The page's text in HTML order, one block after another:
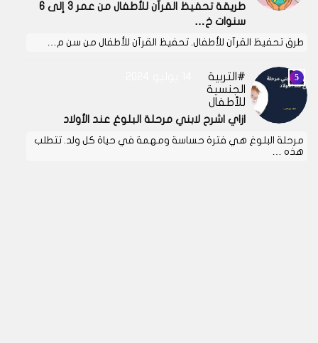
طريقة تحفيظ القرآن للأطفال من عمر 3 إلى 6
سنوات خ…
طرق تحفيظ القرآن للأطفال. تحفيظ القرآن للأطفال من سن م…
التربية
الجنسية
للأطفال
ازاي اشرح لابني مرحلة البلوغ عند الأولاد
مرحلة البلوغ هي فترة حساسة ومهمة في حياة كل ولد. تتطلب
هذه …